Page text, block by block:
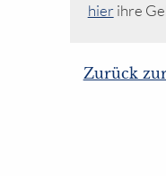
hierihre
Zurück